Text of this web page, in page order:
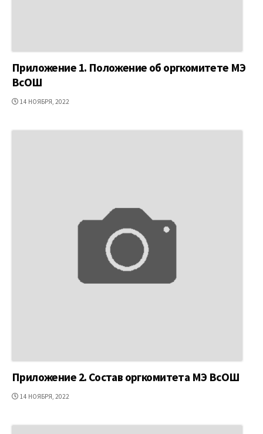
Приложение 1. Положение об оргкомитете МЭ
ВсОШ
ДАТА
14 НОЯБРЯ, 2022
Приложение 2. Состав оргкомитета МЭ ВсОШ
ДАТА
14 НОЯБРЯ, 2022